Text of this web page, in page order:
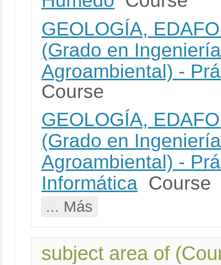
GEOLOGÍA,
(Grado en
Agroambiental) -
Course
GEOLOGÍA,
(Grado en
Agroambiental) -
Informática Course
... Más
subject area of